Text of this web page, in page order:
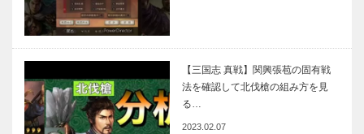
【三国志 真戦】関興張苞の固有戦
法を確認して北伐槍の組み方を見
る…
2023.02.07